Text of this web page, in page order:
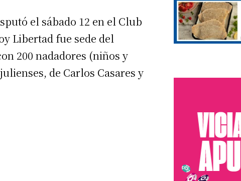
el sábado 12 en el Club
Libertad fue sede del
200 nadadores (niños y
de Carlos Casares y